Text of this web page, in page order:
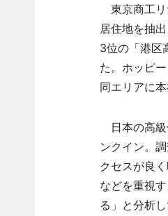
東京商工リ
居住地を抽
3位の「港区
た。ホッピ
同エリアに本
日本の高級
ンクイン。
クセスが良
などを重視
る」と分析し